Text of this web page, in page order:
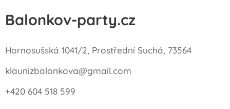
Balonkov-party.cz
Hornosušská 1041/2, Prostřední Suchá, 73564
klaunizbalonkova@gmail.com
+420 604 518 599